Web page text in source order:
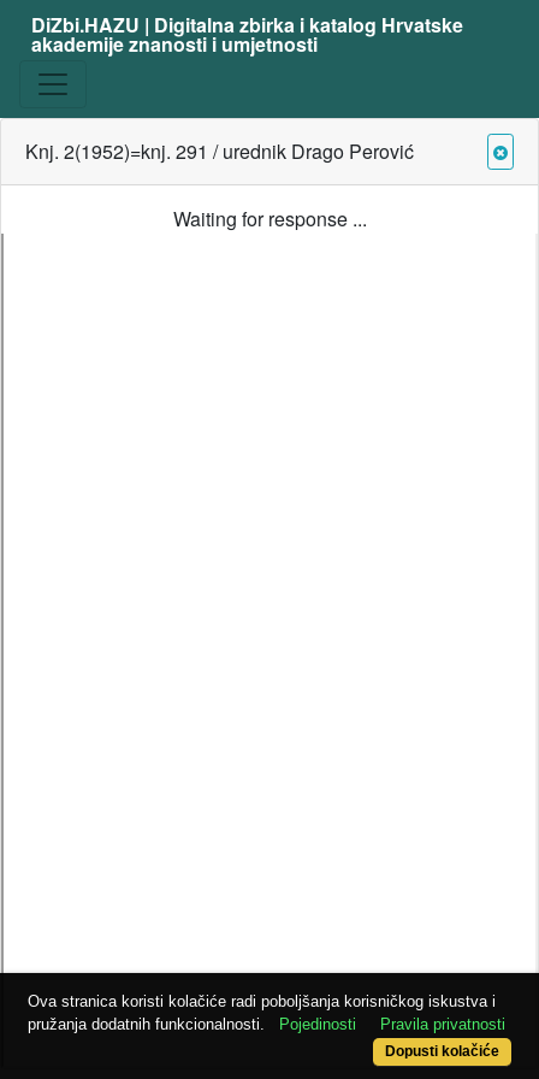
DiZbi.HAZU | Digitalna zbirka i katalog Hrvatske
akademije znanosti i umjetnosti
Knj. 2(1952)=knj. 291 / urednik Drago Perović
Waiting for response ...
Ova stranica koristi kolačiće radi poboljšanja korisničkog iskustva i
pružanja dodatnih funkcionalnosti.
Pojedinosti Pravila privatnosti
Dopusti kolačiće